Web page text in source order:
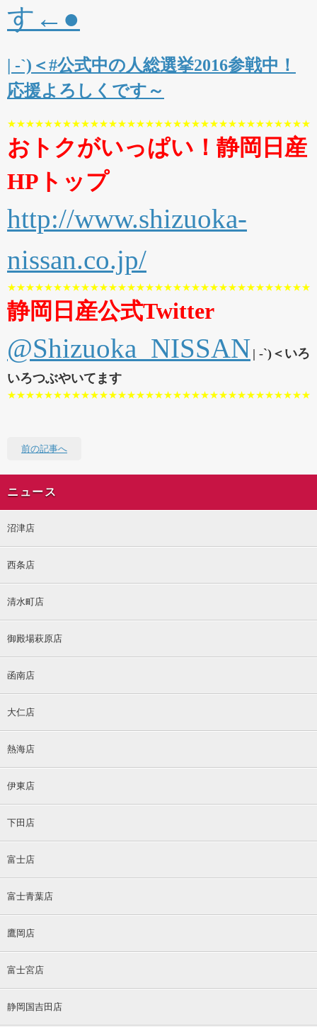
す←●
| -`)＜#公式中の人総選挙2016参戦中！
応援よろしくです～
おトクがいっぱい！静岡日産
HPトップ
http://www.shizuoka-
nissan.co.jp/
静岡日産公式Twitter
@Shizuoka_NISSAN | -`)＜いろ
いろつぶやいてます
前の記事へ
ニュース
沼津店
西条店
清水町店
御殿場萩原店
函南店
大仁店
熱海店
伊東店
下田店
富士店
富士青葉店
鷹岡店
富士宮店
静岡国吉田店